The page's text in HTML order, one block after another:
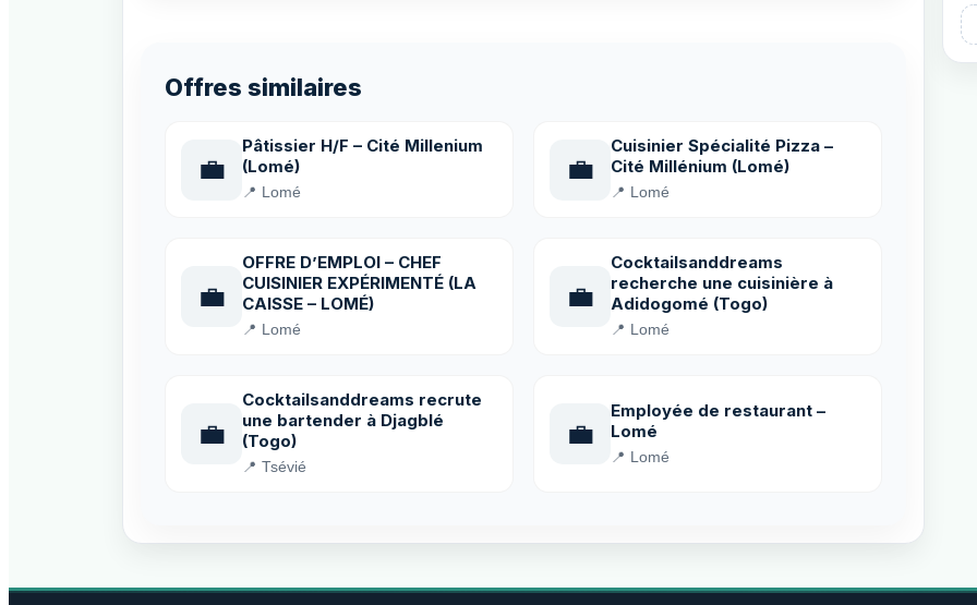
Offres similaires
💼
Pâtissier H/F – Cité Millenium
(Lomé)
📍 Lomé
💼
Cuisinier Spécialité Pizza –
Cité Millénium (Lomé)
📍 Lomé
💼
OFFRE D’EMPLOI – CHEF
CUISINIER EXPÉRIMENTÉ (LA
CAISSE – LOMÉ)
📍 Lomé
💼
Cocktailsanddreams
recherche une cuisinière à
Adidogomé (Togo)
📍 Lomé
💼
Cocktailsanddreams recrute
une bartender à Djagblé
(Togo)
📍 Tsévié
💼
Employée de restaurant –
Lomé
📍 Lomé